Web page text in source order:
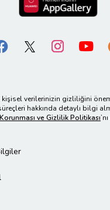
verilerinizin gizliliğini
hakkında detaylı bilgi
ve Gizlilik Politikası